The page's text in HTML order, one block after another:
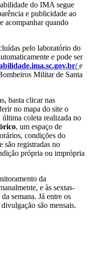
do IMA segue
e publicidade ao
acompanhar quando
pelo laboratório do
e pode ser
e
Militar de Santa
basta clicar nas
no mapa do site o
última coleta realizada no
, um espaço de
condições do
são registradas no
própria ou imprópria
da
e às sextas-
semana. Já entre os
são mensais.